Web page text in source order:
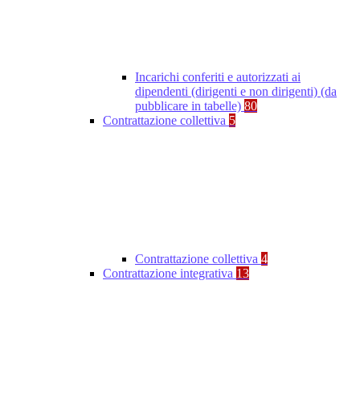
Incarichi conferiti e autorizzati ai
dipendenti (dirigenti e non dirigenti) (da
pubblicare in tabelle) 80
Contrattazione collettiva 5
Contrattazione collettiva 4
Contrattazione integrativa 13